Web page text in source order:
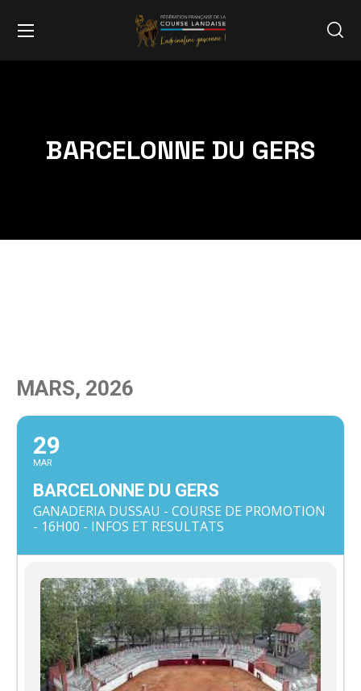
BARCELONNE DU GERS
MARS, 2026
29
MAR
BARCELONNE DU GERS
GANADERIA DUSSAU - COURSE DE PROMOTION
- 16H00 - INFOS ET RESULTATS